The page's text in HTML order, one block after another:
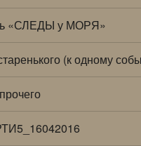
«СЛЕДЫ у МОРЯ»
(к одному